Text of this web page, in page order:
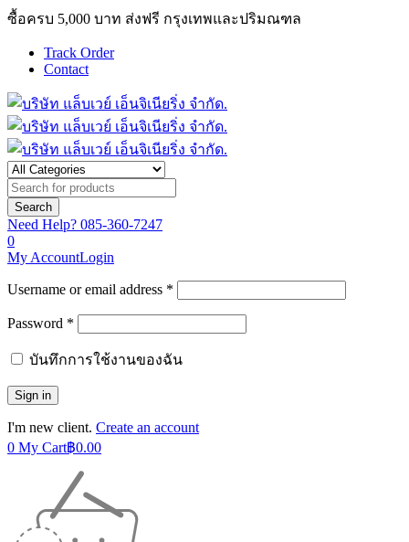
ซื้อครบ 5,000 บาท ส่งฟรี กรุงเทพและปริมณฑล
Track Order
Contact
Need Help? 085-360-7247
0
My AccountLogin
Username or email address *
Password *
บันทึกการใช้งานของฉัน
I'm new client. Create an account
0 My Cart฿0.00